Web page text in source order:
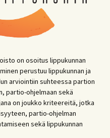
on osoitus lippukunnan
perustuu lippukunnan ja
arviointiin suhteessa partion
partio-ohjelmaan sekä
on joukko kriteereitä, jotka
partio-ohjelman
sekä lippukunnan